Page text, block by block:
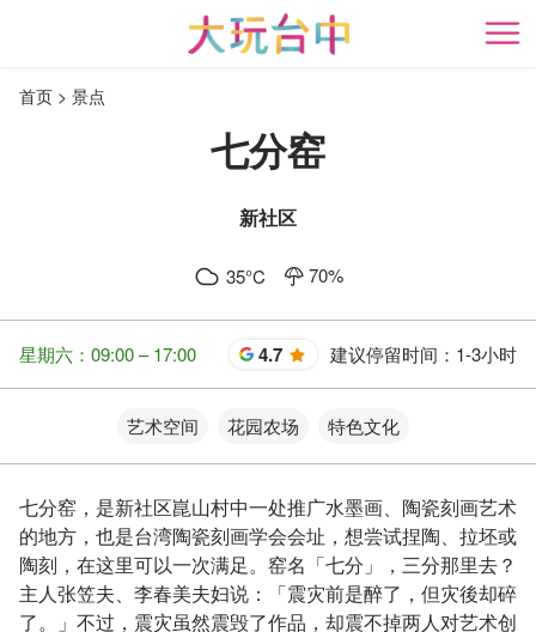
开
首页 景点
七分窑
新社区
35°C 70%
星期六：09:00 – 17:00 4.7 星 建议停留时间： 1-3小时
艺术空间 花园农场 特色文化
七分窑，是新社区崑山村中一处推广水墨画、陶瓷刻画艺术
的地方，也是台湾陶瓷刻画学会会址，想尝试捏陶、拉坯或
陶刻，在这里可以一次满足。窑名「七分」，三分那里去？
主人张笠夫、李春美夫妇说：「震灾前是醉了，但灾後却碎
了。」不过，震灾虽然震毁了作品，却震不掉两人对艺术创